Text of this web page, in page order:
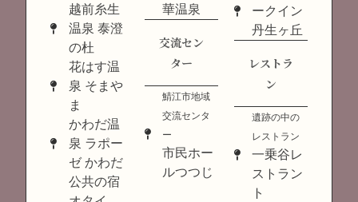
越前糸生
温泉 泰澄
の杜
花はす温
泉 そまや
ま
かわだ温
泉 ラポー
ゼ かわだ
公共の宿
華温泉
交流セン
ター
鯖江市地域
交流センタ
ー
市民ホー
ルつつじ
ークイン
丹生ヶ丘
レストラ
ン
遺跡の中の
レストラン
一乗谷レ
ストラン
ト